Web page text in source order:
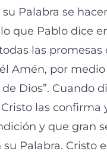
Palabra se
que Pablo dice
las promesas
Amén, por
Dios”. Cuando
las confirma
y que gran
su Palabra. Cristo